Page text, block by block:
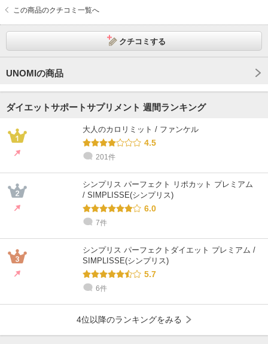
この商品のクチコミ一覧へ
クチコミする
UNOMIの商品
ダイエットサポートサプリメント 週間ランキング
大人のカロリミット / ファンケル
4.5
201件
シンプリス パーフェクト リポカット プレミアム
/ SIMPLISSE(シンプリス)
6.0
7件
シンプリス パーフェクトダイエット プレミアム /
SIMPLISSE(シンプリス)
5.7
6件
4位以降のランキングをみる